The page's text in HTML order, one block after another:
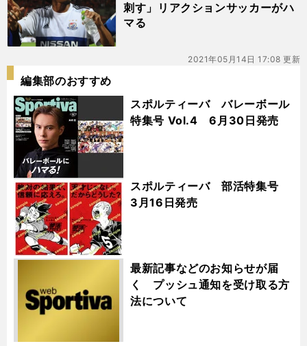
刺す」リアクションサッカーがハ
マる
2021年05月14日 17:08 更新
編集部のおすすめ
スポルティーバ バレーボール
特集号 Vol.4 6月30日発売
スポルティーバ 部活特集号
3月16日発売
最新記事などのお知らせが届
く プッシュ通知を受け取る方
法について